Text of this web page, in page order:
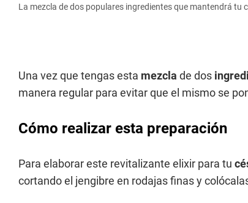
La mezcla de dos populares ingredientes que mantendrá tu
Una vez que tengas esta mezcla de dos
manera regular para evitar que el mismo se
Cómo realizar esta preparación
Para elaborar este revitalizante elixir para tu
cortando el jengibre en rodajas finas y